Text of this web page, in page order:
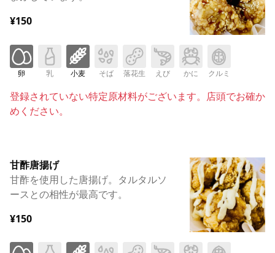
¥150
卵 乳 小麦 そば 落花生 えび かに クルミ
登録されていない特定原材料がございます。店頭でお確か
めください。
甘酢唐揚げ
甘酢を使用した唐揚げ。タルタルソ
ースとの相性が最高です。
¥150